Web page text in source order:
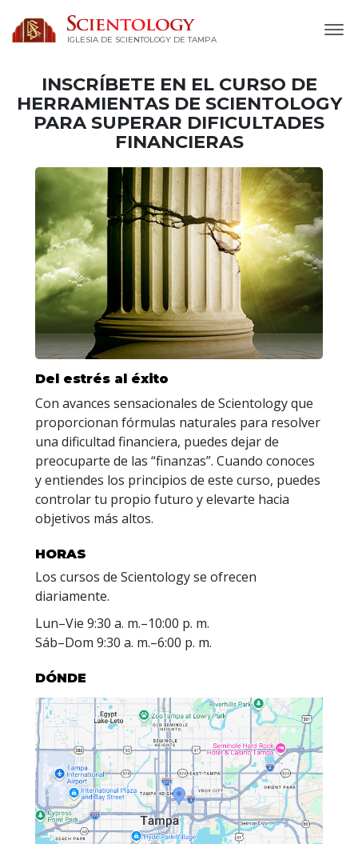
IGLESIA DE SCIENTOLOGY DE TAMPA
INSCRÍBETE EN EL CURSO DE
HERRAMIENTAS DE SCIENTOLOGY
PARA SUPERAR DIFICULTADES
FINANCIERAS
Del estrés al éxito
Con avances sensacionales de Scientology que
proporcionan fórmulas naturales para resolver
una dificultad financiera, puedes dejar de
preocuparte de las “finanzas”. Cuando conoces
y entiendes los principios de este curso, puedes
controlar tu propio futuro y elevarte hacia
objetivos más altos.
HORAS
Los cursos de Scientology se ofrecen
diariamente.
Lun–Vie 9:30 a. m.–10:00 p. m.
Sáb–Dom 9:30 a. m.–6:00 p. m.
DÓNDE